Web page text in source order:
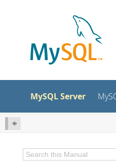
MySQL Server